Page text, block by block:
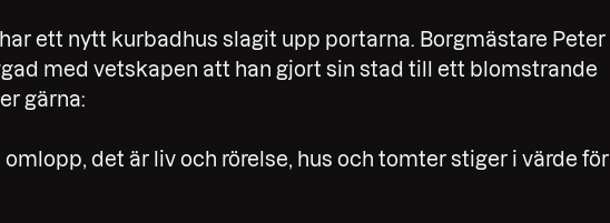
har ett nytt kurbadhus slagit upp portarna. Borgmästare Peter
med vetskapen att han gjort sin stad till ett blomstrande
gärna:
omlopp, det är liv och rörelse, hus och tomter stiger i värde för